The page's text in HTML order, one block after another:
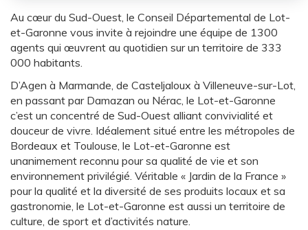
Au cœur du Sud-Ouest, le Conseil Départemental de Lot-
et-Garonne vous invite à rejoindre une équipe de 1300
agents qui œuvrent au quotidien sur un territoire de 333
000 habitants.
D’Agen à Marmande, de Casteljaloux à Villeneuve-sur-Lot,
en passant par Damazan ou Nérac, le Lot-et-Garonne
c’est un concentré de Sud-Ouest alliant convivialité et
douceur de vivre. Idéalement situé entre les métropoles de
Bordeaux et Toulouse, le Lot-et-Garonne est
unanimement reconnu pour sa qualité de vie et son
environnement privilégié. Véritable « Jardin de la France »
pour la qualité et la diversité de ses produits locaux et sa
gastronomie, le Lot-et-Garonne est aussi un territoire de
culture, de sport et d’activités nature.